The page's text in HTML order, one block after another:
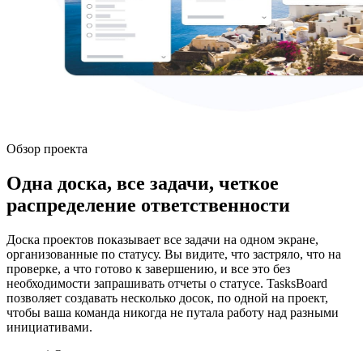
Обзор проекта
Одна доска, все задачи, четкое
распределение ответственности
Доска проектов показывает все задачи на одном экране,
организованные по статусу. Вы видите, что застряло, что на
проверке, а что готово к завершению, и все это без
необходимости запрашивать отчеты о статусе. TasksBoard
позволяет создавать несколько досок, по одной на проект,
чтобы ваша команда никогда не путала работу над разными
инициативами.